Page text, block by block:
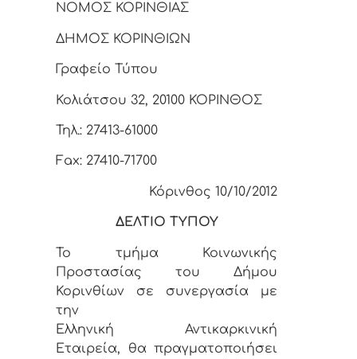
ΝΟΜΟΣ ΚΟΡΙΝΘΙΑΣ
ΔΗΜΟΣ ΚΟΡΙΝΘΙΩΝ
Γραφείο Τύπου
Κολιάτσου 32, 20100 ΚΟΡΙΝΘΟΣ
Τηλ.: 27413-61000
Fax: 27410-71700
Κόρινθος 10/10/2012
ΔΕΛΤΙΟ ΤΥΠΟΥ
Το τμήμα Κοινωνικής
Προστασίας του Δήμου
Κορινθίων σε συνεργασία με
την
Ελληνική Αντικαρκινική
Εταιρεία, θα πραγματοποιήσει